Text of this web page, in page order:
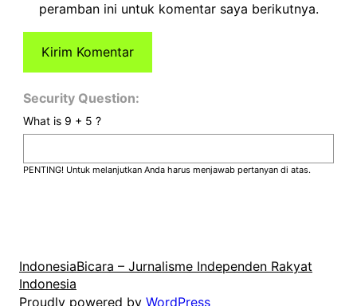
peramban ini untuk komentar saya berikutnya.
Security Question:
What is 9 + 5 ?
PENTING! Untuk melanjutkan Anda harus menjawab pertanyan di atas.
IndonesiaBicara – Jurnalisme Independen Rakyat
Indonesia
Proudly powered by WordPress